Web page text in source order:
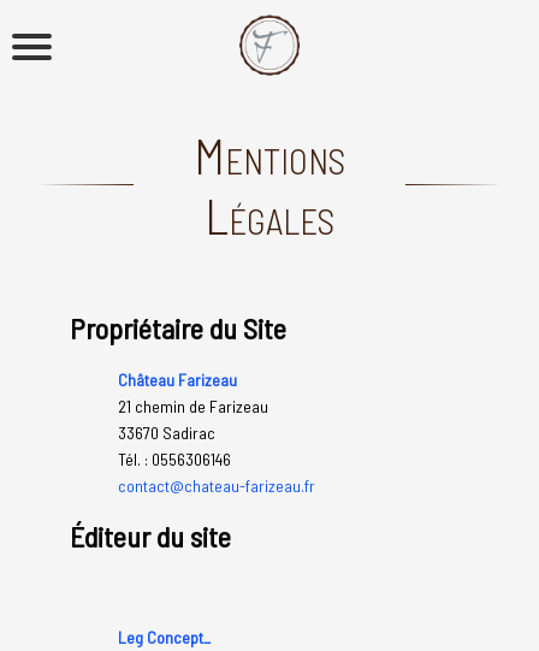
Mentions
Légales
Propriétaire du Site
Château Farizeau
21 chemin de Farizeau
33670 Sadirac
Tél. : 0556306146
contact@chateau-farizeau.fr
Éditeur du site
Leg Concept_